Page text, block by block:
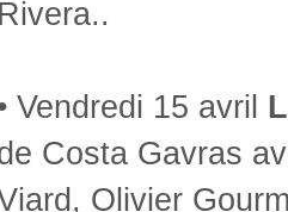
Rivera..
Vendredi 15 avril
Costa Gavras
Olivier